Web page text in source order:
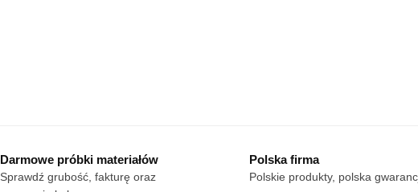
Darmowe próbki materiałów
Sprawdź grubość, fakturę oraz
Polska firma
Polskie produkty, polska